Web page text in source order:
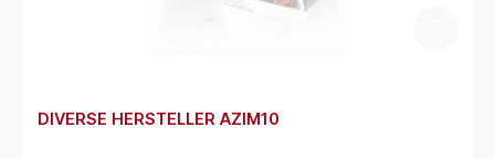
DIVERSE HERSTELLER AZIM10